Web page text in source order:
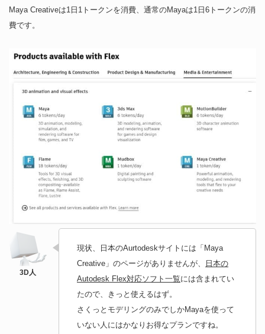
Maya Creativeは1日1トークンを消費、通常のMayaは1日6トークンの消
費です。
現状、日本のAurtodeskサイトには「Maya
Creative」のページがありませんが、
日本の
Autodesk Flex対応ソフト一覧には含まれてい
たので、きっと使えるはず。
さくっとモデリングのみでしかMayaを使って
いない人にはかなりお得なプランですね。